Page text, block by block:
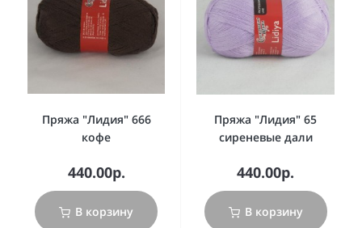
Пряжа "Лидия" 666
кофе
440.00р.
В корзину
Пряжа "Лидия" 65
сиреневые дали
440.00р.
В корзину